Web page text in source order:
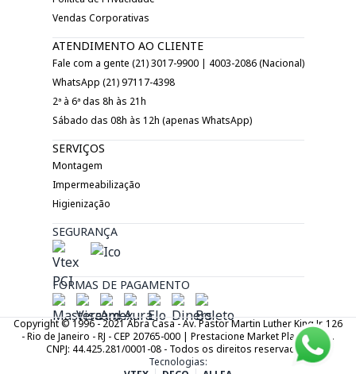
Vendas Corporativas
ATENDIMENTO AO CLIENTE
Fale com a gente (21) 3017-9900 | 4003-2086 (Nacional)
WhatsApp (21) 97117-4398
2ª à 6ª das 8h às 21h
Sábado das 08h às 12h (apenas WhatsApp)
SERVIÇOS
Montagem
Impermeabilização
Higienização
SEGURANÇA
FORMAS DE PAGAMENTO
Copyright © 1996 - 2021 Abra Casa - Av. Pastor Martin Luther King Jr. 126
- Rio de Janeiro - RJ - CEP 20765-000 | Prestacione Market Place LTDA.
CNPJ: 44.425.281/0001-08 - Todos os direitos reservados.
Tecnologias: